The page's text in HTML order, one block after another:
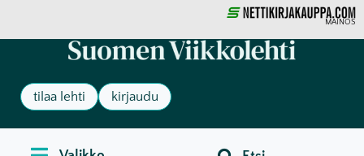
MAINOS
tilaa lehti kirjaudu